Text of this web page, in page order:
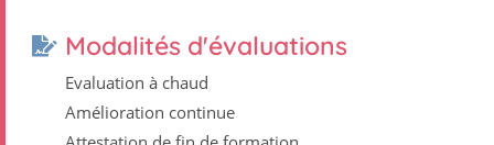
Modalités d'évaluations
Evaluation à chaud
Amélioration continue